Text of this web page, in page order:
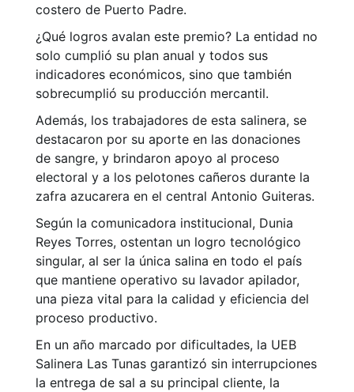
costero de Puerto Padre.
¿Qué logros avalan este premio? La entidad no
solo cumplió su plan anual y todos sus
indicadores económicos, sino que también
sobrecumplió su producción mercantil.
Además, los trabajadores de esta salinera, se
destacaron por su aporte en las donaciones
de sangre, y brindaron apoyo al proceso
electoral y a los pelotones cañeros durante la
zafra azucarera en el central Antonio Guiteras.
Según la comunicadora institucional, Dunia
Reyes Torres, ostentan un logro tecnológico
singular, al ser la única salina en todo el país
que mantiene operativo su lavador apilador,
una pieza vital para la calidad y eficiencia del
proceso productivo.
En un año marcado por dificultades, la UEB
Salinera Las Tunas garantizó sin interrupciones
la entrega de sal a su principal cliente, la